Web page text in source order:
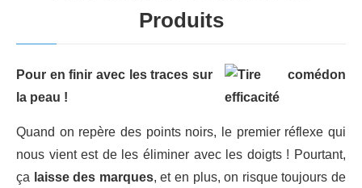
Produits
Pour en finir avec les traces sur
la peau !
Quand on repère des points noirs, le premier réflexe qui
nous vient est de les éliminer avec les doigts ! Pourtant,
ça laisse des marques, et en plus, on risque toujours de